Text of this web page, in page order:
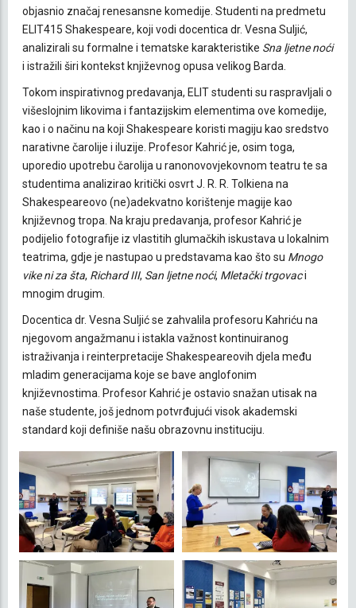
objasnio značaj renesansne komedije. Studenti na predmetu
ELIT415 Shakespeare, koji vodi docentica dr. Vesna Suljić,
analizirali su formalne i tematske karakteristike Sna ljetne noći
i istražili širi kontekst književnog opusa velikog Barda.
Tokom inspirativnog predavanja, ELIT studenti su raspravljali o
višeslojnim likovima i fantazijskim elementima ove komedije,
kao i o načinu na koji Shakespeare koristi magiju kao sredstvo
narativne čarolije i iluzije. Profesor Kahrić je, osim toga,
uporedio upotrebu čarolija u ranonovovjekovnom teatru te sa
studentima analizirao kritički osvrt J. R. R. Tolkiena na
Shakespeareovo (ne)adekvatno korištenje magije kao
književnog tropa. Na kraju predavanja, profesor Kahrić je
podijelio fotografije iz vlastitih glumačkih iskustava u lokalnim
teatrima, gdje je nastupao u predstavama kao što su Mnogo
vike ni za šta, Richard III, San ljetne noći, Mletački trgovaci
mnogim drugim.
Docentica dr. Vesna Suljić se zahvalila profesoru Kahriću na
njegovom angažmanu i istakla važnost kontinuiranog
istraživanja i reinterpretacije Shakespeareovih djela među
mladim generacijama koje se bave anglofonim
književnostima. Profesor Kahrić je ostavio snažan utisak na
naše studente, još jednom potvrđujući visok akademski
standard koji definiše našu obrazovnu instituciju.